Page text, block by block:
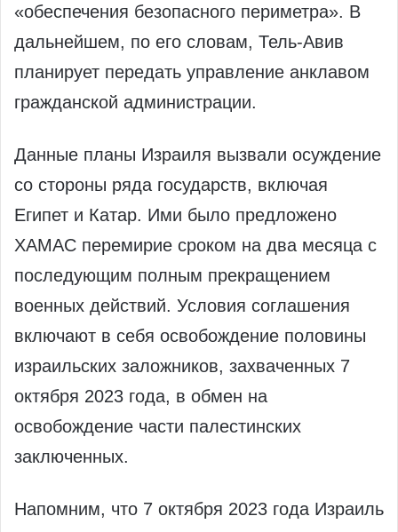
«обеспечения безопасного периметра». В
дальнейшем, по его словам, Тель-Авив
планирует передать управление анклавом
гражданской администрации.
Данные планы Израиля вызвали осуждение
со стороны ряда государств, включая
Египет и Катар. Ими было предложено
ХАМАС перемирие сроком на два месяца с
последующим полным прекращением
военных действий. Условия соглашения
включают в себя освобождение половины
израильских заложников, захваченных 7
октября 2023 года, в обмен на
освобождение части палестинских
заключенных.
Напомним, что 7 октября 2023 года Израиль